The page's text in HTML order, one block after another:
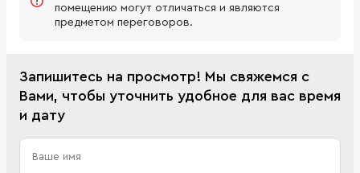
помещению могут отличаться и являются
предметом переговоров.
Запишитесь на просмотр! Мы свяжемся с
Вами, чтобы уточнить удобное для вас время
и дату